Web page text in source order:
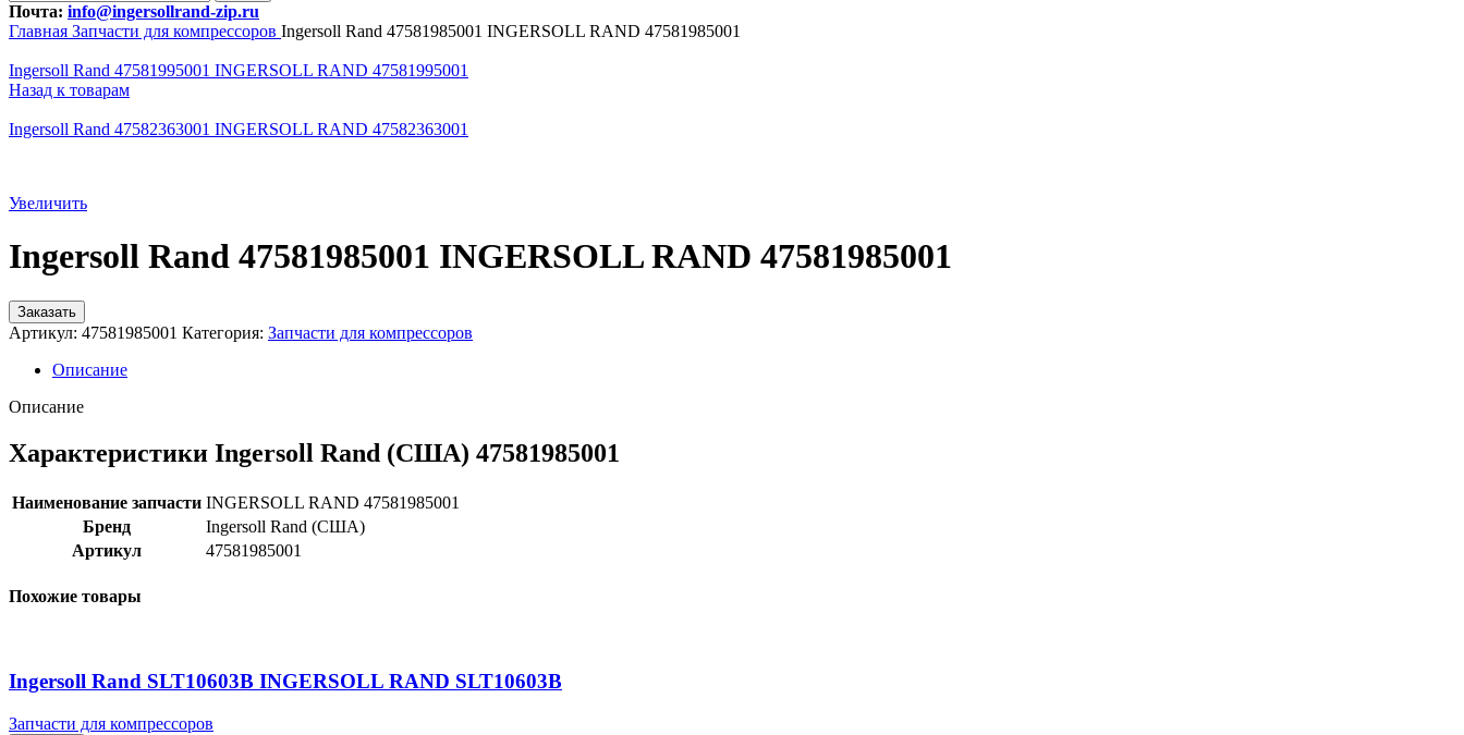
Почта: info@ingersollrand-zip.ru
Главная Запчасти для компрессоров Ingersoll Rand 47581985001 INGERSOLL RAND 47581985001
Ingersoll Rand 47581995001 INGERSOLL RAND 47581995001
Назад к товарам
Ingersoll Rand 47582363001 INGERSOLL RAND 47582363001
Увеличить
Ingersoll Rand 47581985001 INGERSOLL RAND 47581985001
Заказать
Артикул: 47581985001 Категория: Запчасти для компрессоров
Описание
Описание
Характеристики Ingersoll Rand (США) 47581985001
Наименование запчасти INGERSOLL RAND 47581985001
Бренд
Ingersoll Rand (США)
Артикул
47581985001
Похожие товары
Ingersoll Rand SLT10603B INGERSOLL RAND SLT10603B
Запчасти для компрессоров